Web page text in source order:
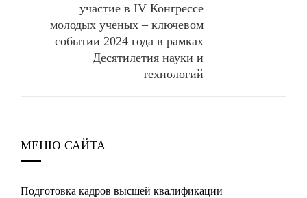
участие в IV Конгрессе
молодых ученых – ключевом
событии 2024 года в рамках
Десятилетия науки и
технологий
МЕНЮ САЙТА
Подготовка кадров высшей квалификации